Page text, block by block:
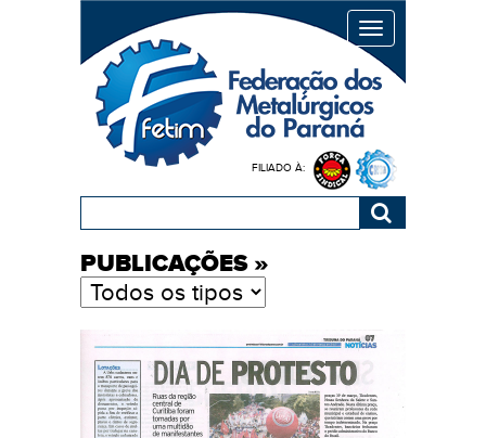
MENU
FILIADO À:
PUBLICAÇÕES»